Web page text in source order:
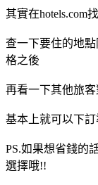
其實在hotels.com
查一下要住的地
格之後
再看一下其他旅
基本上就可以下
PS.如果想省錢的
選擇哦!!